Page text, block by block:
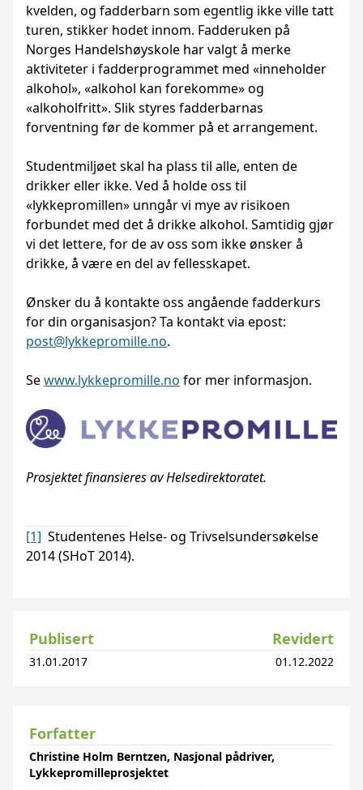
kvelden, og fadderbarn som egentlig ikke ville tatt
turen, stikker hodet innom. Fadderuken på
Norges Handelshøyskole har valgt å merke
aktiviteter i fadderprogrammet med «inneholder
alkohol», «alkohol kan forekomme» og
«alkoholfritt». Slik styres fadderbarnas
forventning før de kommer på et arrangement.
Studentmiljøet skal ha plass til alle, enten de
drikker eller ikke. Ved å holde oss til
«lykkepromillen» unngår vi mye av risikoen
forbundet med det å drikke alkohol. Samtidig gjør
vi det lettere, for de av oss som ikke ønsker å
drikke, å være en del av fellesskapet.
Ønsker du å kontakte oss angående fadderkurs
for din organisasjon? Ta kontakt via epost:
post@lykkepromille.no.
Sewww.lykkepromille.no for mer informasjon.
Prosjektet finansieres av Helsedirektoratet.
[1] Studentenes Helse- og Trivselsundersøkelse
2014 (SHoT 2014).
Publisert Revidert
31.01.2017 01.12.2022
Forfatter
Christine Holm Berntzen, Nasjonal pådriver,
Lykkepromilleprosjektet